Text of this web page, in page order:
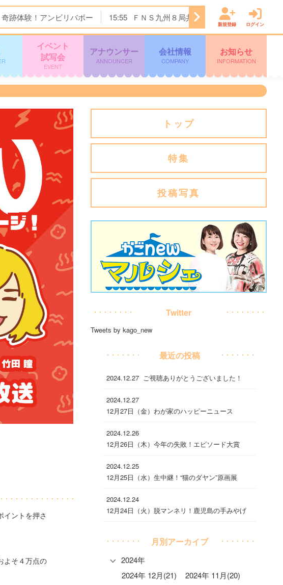
奇跡体験！アンビリバボー 15:55 ＦＮＳ九州８局共同制作「ドキュメント九
新規登録 ログイン
イベント
試写会
EVENT
アナウンサー
ANNOUNCER
会社情報
COMPANY
お知らせ
INFORMATION
イントを押さ
よそ４万点の
トップ
特集
投稿写真
Twitter
Tweets by kago_new
最近の投稿
2024.12.27 ご視聴ありがとうございました！
2024.12.27
12月27日（金）わが家のハッピーニュース
2024.12.26
12月26日（木）今年の失敗！エピソード大賞
2024.12.25
12月25日（水）生中継！“猫のダヤン”原画展
2024.12.24
12月24日（火）脱マンネリ！鹿児島の手みやげ
月別アーカイブ
2024年
2024年 12月(21)
2024年 11月(20)